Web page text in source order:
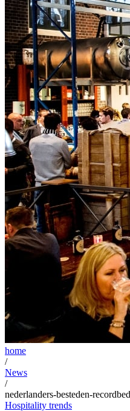
home
/
News
/
nederlanders-besteden-
Hospitality trends